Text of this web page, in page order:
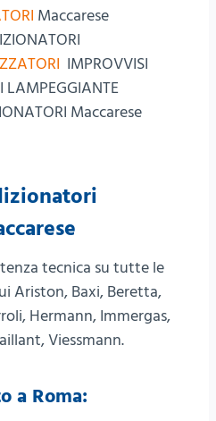
Maccarese
IMPROVVISI
LAMPEGGIANTE
Maccarese
tecnica su tutte le
Ariston, Baxi, Beretta,
Hermann, Immergas,
Viessmann.
a Roma: